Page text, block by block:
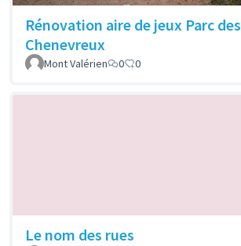
Rénovation aire de jeux Parc des
Chenevreux
Mont Valérien 0 0
Le nom des rues